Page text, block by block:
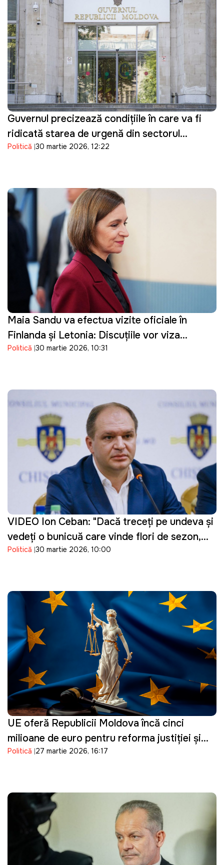
Guvernul precizează condițiile în care va fi
ridicată starea de urgență din sectorul
energetic
Politică 30 martie 2026, 12:22
Maia Sandu va efectua vizite oficiale în
Finlanda și Letonia: Discuțiile vor viza
parcursul european al Republicii Moldova
Politică 30 martie 2026, 10:31
VIDEO Ion Ceban: "Dacă treceți pe undeva și
vedeți o bunicuță care vinde flori de sezon,
cumpărați un buchet"
Politică 30 martie 2026, 10:00
UE oferă Republicii Moldova încă cinci
milioane de euro pentru reforma justiției și
consolidarea procesului de vetting
Politică 27 martie 2026, 16:17